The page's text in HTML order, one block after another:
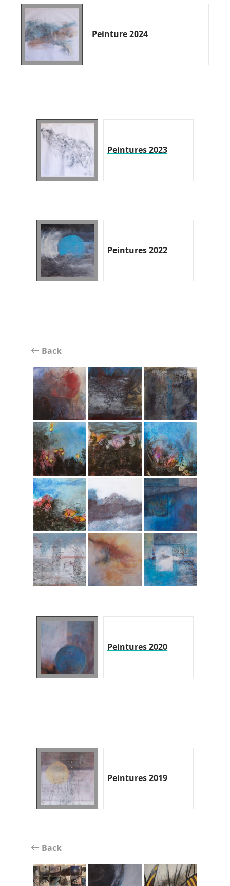
Peinture 2024
Peintures 2023
Peintures 2022
Back
Peintures 2020
Peintures 2019
Back